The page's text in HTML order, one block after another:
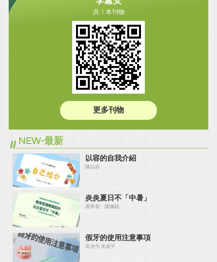
共 1 本刊物
更多刊物
NEW-最新
以容的自我介紹
陳以容
炎炎夏⽇不「中暑」
蕭青宥、陳姵穎
假牙的使用注意事項
高浩勻 黃裴宇